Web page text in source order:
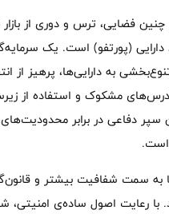
فضایی، ترس و دوری از
(پورتفو) است. یک
به دارایی‌ها، پرهیز از
مشکوک و استفاده از
سپر دفاعی در برابر محدودیت‌های
به سمت شفافیت بیشتر و
رعایت اصول ساده‌ی امنیتی،